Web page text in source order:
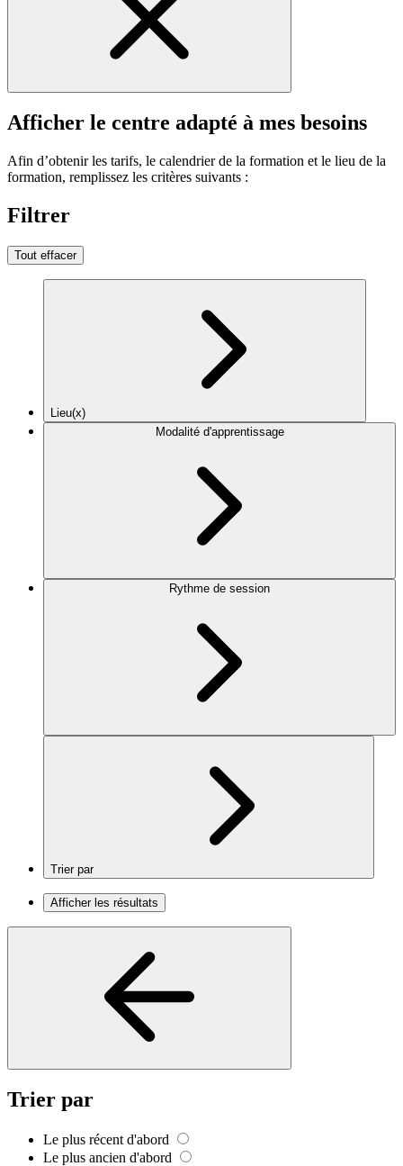
Afficher le centre adapté à mes besoins
Afin d’obtenir les tarifs, le calendrier de la formation et le lieu de la
formation, remplissez les critères suivants :
Filtrer
Tout effacer
Lieu(x)
Modalité d'apprentissage
Rythme de session
Trier par
Afficher les résultats
Trier par
Le plus récent d'abord
Le plus ancien d'abord